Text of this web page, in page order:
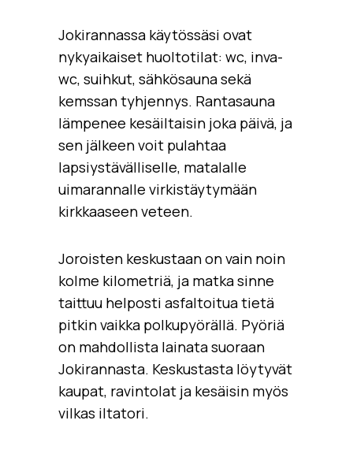
Jokirannassa käytössäsi ovat
nykyaikaiset huoltotilat: wc, inva-
wc, suihkut, sähkösauna sekä
kemssan tyhjennys. Rantasauna
lämpenee kesäiltaisin joka päivä, ja
sen jälkeen voit pulahtaa
lapsiystävälliselle, matalalle
uimarannalle virkistäytymään
kirkkaaseen veteen.
Joroisten keskustaan on vain noin
kolme kilometriä, ja matka sinne
taittuu helposti asfaltoitua tietä
pitkin vaikka polkupyörällä. Pyöriä
on mahdollista lainata suoraan
Jokirannasta. Keskustasta löytyvät
kaupat, ravintolat ja kesäisin myös
vilkas iltatori.